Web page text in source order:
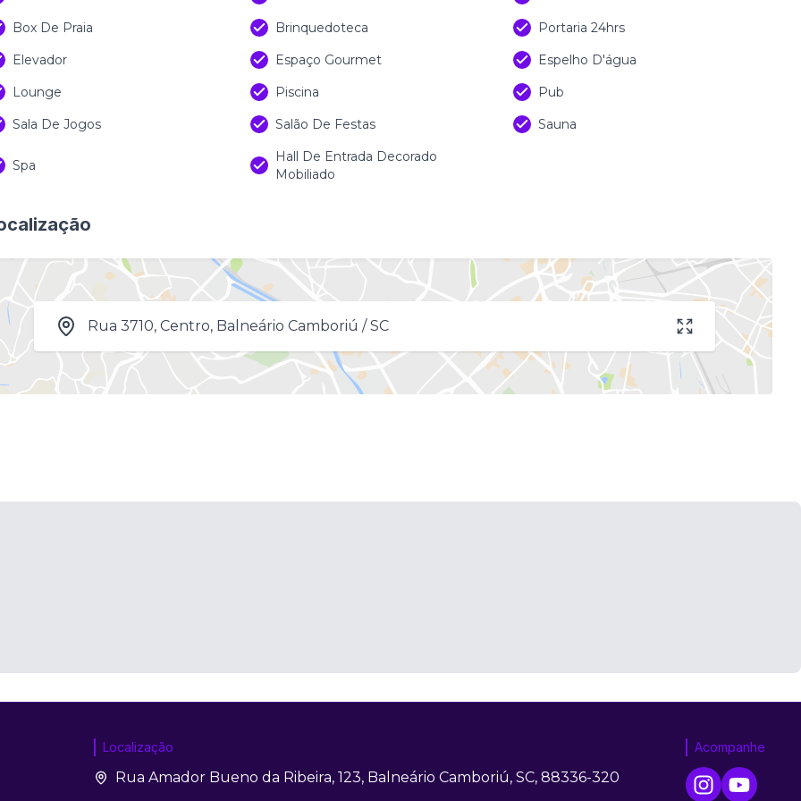
Box De Praia
Brinquedoteca
Portaria 24hrs
Elevador
Espaço Gourmet
Espelho D'água
Lounge
Piscina
Pub
Sala De Jogos
Salão De Festas Sauna
Spa
Hall De Entrada Decorado
Mobiliado
Rua 3710, Centro, Balneário Camboriú / SC
Localização
Rua Amador Bueno da Ribeira, 123, Balneário Camboriú, SC, 88336-320
Acompanhe